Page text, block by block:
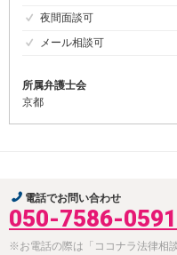
夜間面談可
メール相談可
所属弁護士会
京都
電話でお問い合わせ
050-7586-0591
※お電話の際は「ココナラ法律相